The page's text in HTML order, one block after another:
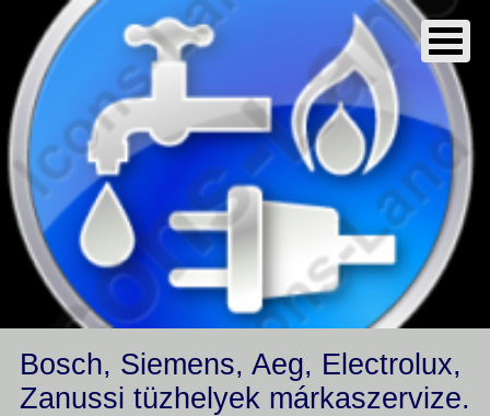
Bosch, Siemens, Aeg, Electrolux,
Zanussi tüzhelyek márkaszervize.